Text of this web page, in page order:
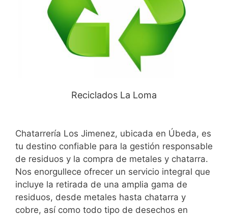
Reciclados La Loma
Chatarrería Los Jimenez, ubicada en Úbeda, es
tu destino confiable para la gestión responsable
de residuos y la compra de metales y chatarra.
Nos enorgullece ofrecer un servicio integral que
incluye la retirada de una amplia gama de
residuos, desde metales hasta chatarra y
cobre, así como todo tipo de desechos en